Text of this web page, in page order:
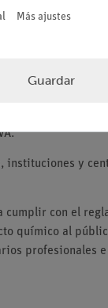
instituciones y
cumplir con el
químico al
profesionales
Más ajustes
Guardar